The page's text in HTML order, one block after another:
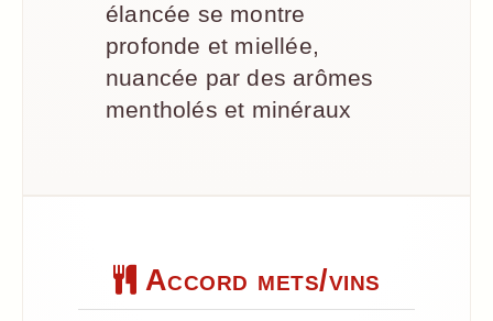
élancée se montre
profonde et miellée,
nuancée par des arômes
mentholés et minéraux
Accord mets/vins